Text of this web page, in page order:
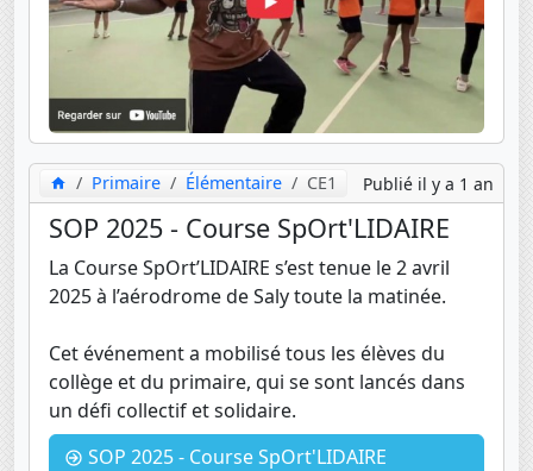
Primaire Élémentaire CE1 Publié il y a 1 an
SOP 2025 - Course SpOrt'LIDAIRE
La Course SpOrt’LIDAIRE s’est tenue le 2 avril
2025 à l’aérodrome de Saly toute la matinée.
Cet événement a mobilisé tous les élèves du
collège et du primaire, qui se sont lancés dans
un défi collectif et solidaire.
SOP 2025 - Course SpOrt'LIDAIRE